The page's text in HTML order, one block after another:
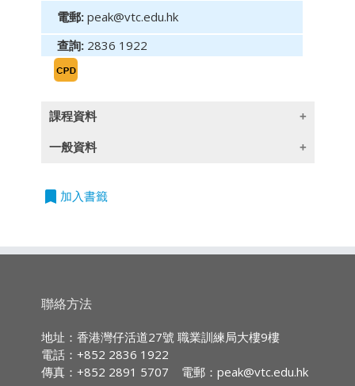
電郵: peak@vtc.edu.hk
查詢: 2836 1922
課程資料
This course provides attendees with a
preventing fraud risks, and techniques for
to handle complex ethical dilemmas and
1. Introduction to Business Ethics and Fraud
Risk Management
一般資料
授課語言
持續專業進修
IA CPD Hours:
3 ( Ethics or
Regulations)
MPFA Non-core CPD Hours:
3
bookmark 加入書籤
聯絡方法
地址：香港灣仔活道27號 職業訓練局大樓9樓
電話：+852 2836 1922
傳真：+852 2891 5707
電郵： peak@vtc.edu.hk